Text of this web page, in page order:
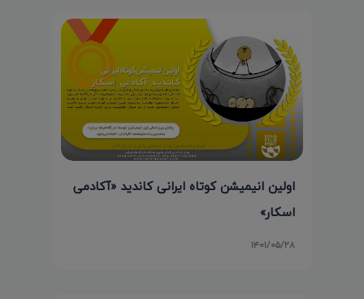
اولین انیمیشن کوتاه ایرانی کاندید «آکادمی
اسکار»
۱۴۰۱/۰۵/۲۸